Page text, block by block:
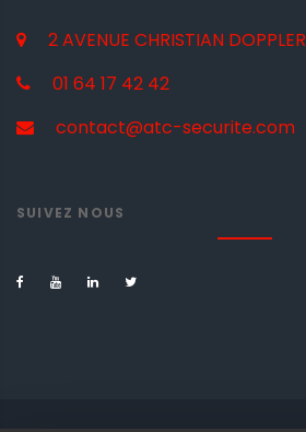
2 AVENUE CHRISTIAN DOPPLER
01 64 17 42 42
contact@atc-securite.com
SUIVEZ NOUS